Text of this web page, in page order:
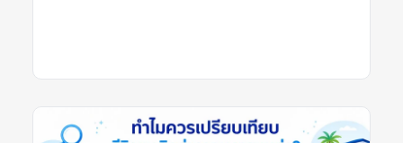
แอร์ไม่เย็น ห้องนอนไม่ตรงรูป คืนเงินมัดจำช้า หรือมีค่าใช้จ่ายไม่
ก่อนจอง การอ่านรีวิวพูลวิลล่าอย่างรอบคอบจึงไม่ใช่การหารีวิวที่ดี
ที่สุดหรือแย่ที่สุด แต่คือการดูแนวโน้มจากหลายรีวิว หลายช่วงเวลา